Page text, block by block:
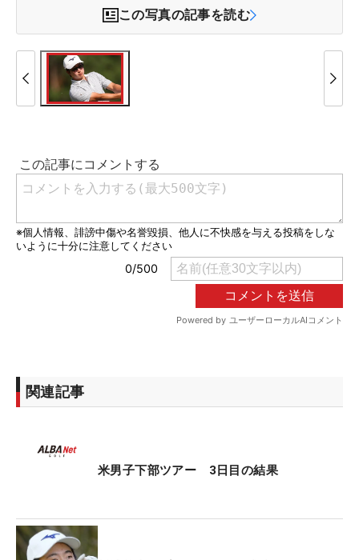
この写真の記事を読む
関連記事
米男子下部ツアー 3日目の結果